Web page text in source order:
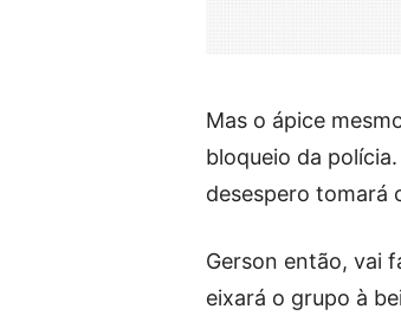
Mas o ápice
bloqueio da
desespero tomará
Gerson então, vai
eixará o grupo à